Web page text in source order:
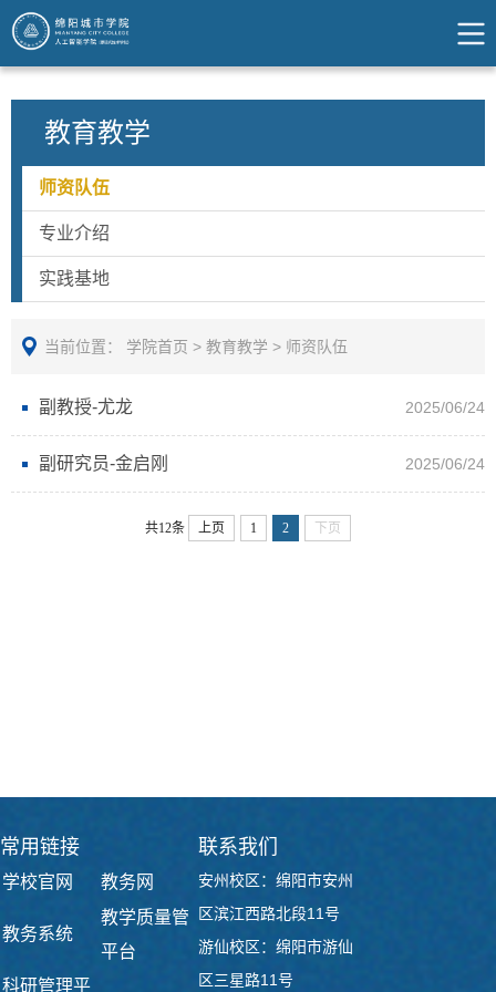
教育教学
师资队伍
专业介绍
实践基地
当前位置： 学院首页 > 教育教学 > 师资队伍
副教授-尤龙 2025/06/24
副研究员-金启刚 2025/06/24
共12条 上页 1 2 下页
常用链接
学校官网 教务网
教务系统
教学质量管
平台
科研管理平
联系我们
安州校区：绵阳市安州
区滨江西路北段11号
游仙校区：绵阳市游仙
区三星路11号